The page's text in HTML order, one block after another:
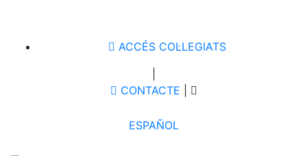
ACCÉS COL·LEGIATS
CONTACTE
ESPAÑOL